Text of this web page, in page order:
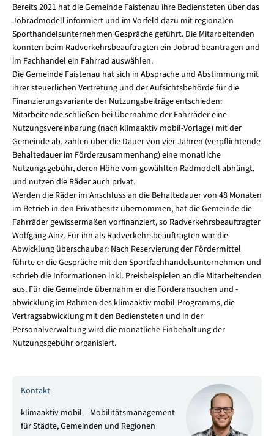
Bereits 2021 hat die Gemeinde Faistenau ihre Bediensteten über das
Jobradmodell informiert und im Vorfeld dazu mit regionalen
Sporthandelsunternehmen Gespräche geführt. Die Mitarbeitenden
konnten beim Radverkehrsbeauftragten ein Jobrad beantragen und
im Fachhandel ein Fahrrad auswählen.
Die Gemeinde Faistenau hat sich in Absprache und Abstimmung mit
ihrer steuerlichen Vertretung und der Aufsichtsbehörde für die
Finanzierungsvariante der Nutzungsbeiträge entschieden:
Mitarbeitende schließen bei Übernahme der Fahrräder eine
Nutzungsvereinbarung (nach klimaaktiv mobil-Vorlage) mit der
Gemeinde ab, zahlen über die Dauer von vier Jahren (verpflichtende
Behaltedauer im Förderzusammenhang) eine monatliche
Nutzungsgebühr, deren Höhe vom gewählten Radmodell abhängt,
und nutzen die Räder auch privat.
Werden die Räder im Anschluss an die Behaltedauer von 48 Monaten
im Betrieb in den Privatbesitz übernommen, hat die Gemeinde die
Fahrräder gewissermaßen vorfinanziert, so Radverkehrsbeauftragter
Wolfgang Ainz. Für ihn als Radverkehrsbeauftragten war die
Abwicklung überschaubar: Nach Reservierung der Fördermittel
führte er die Gespräche mit den Sportfachhandelsunternehmen und
schrieb die Informationen inkl. Preisbeispielen an die Mitarbeitenden
aus. Für die Gemeinde übernahm er die Förderansuchen und -
abwicklung im Rahmen des klimaaktiv mobil-Programms, die
Vertragsabwicklung mit den Bediensteten und in der
Personalverwaltung wird die monatliche Einbehaltung der
Nutzungsgebühr organisiert.
Kontakt
klimaaktiv mobil – Mobilitätsmanagement
für Städte, Gemeinden und Regionen